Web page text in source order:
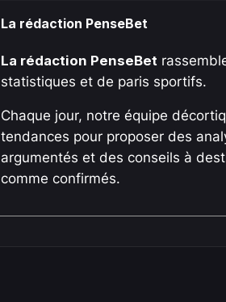
La rédaction PenseBet
La rédaction PenseBet
statistiques et de paris sportifs.
Chaque jour, notre équipe
tendances pour proposer des
argumentés et des conseils à
comme confirmés.